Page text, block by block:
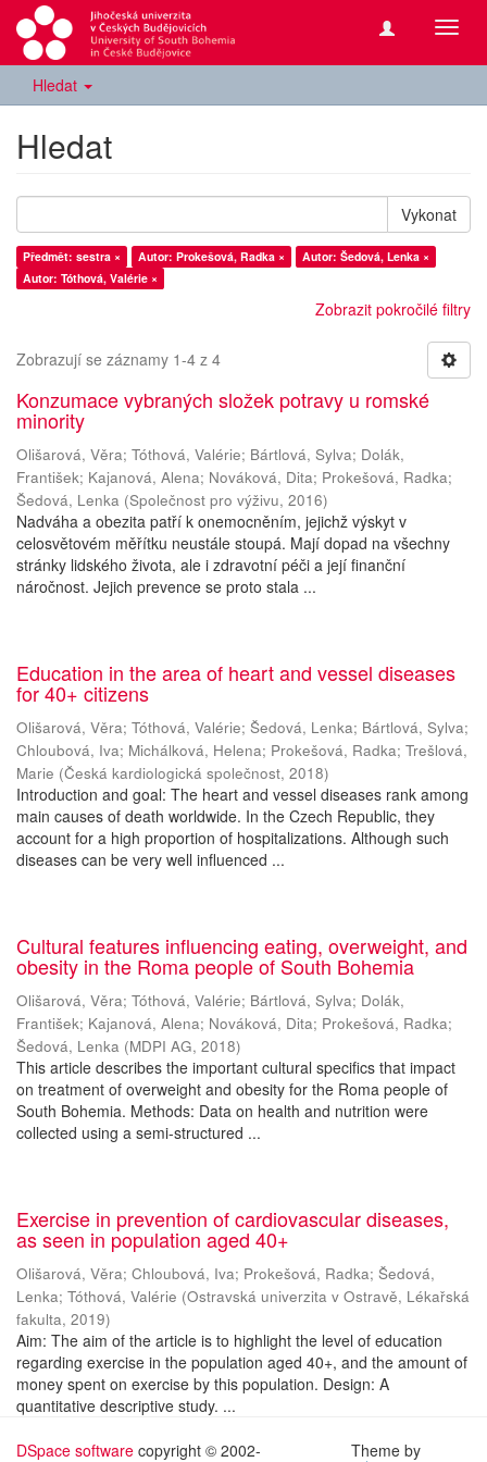
Hledat
Hledat
Vykonat
Předmět: sestra × Autor: Prokešová, Radka ×
Autor: Šedová, Lenka ×
Autor: Tóthová, Valérie ×
Zobrazit pokročilé filtry
Zobrazují se záznamy 1-4 z 4
Konzumace vybraných složek potravy u romské
minority
Olišarová, Věra; Tóthová, Valérie; Bártlová, Sylva; Dolák,
František; Kajanová, Alena; Nováková, Dita; Prokešová, Radka;
Šedová, Lenka (Společnost pro výživu, 2016)
Nadváha a obezita patří k onemocněním, jejichž výskyt v
celosvětovém měřítku neustále stoupá. Mají dopad na všechny
stránky lidského života, ale i zdravotní péči a její finanční
náročnost. Jejich prevence se proto stala ...
Education in the area of heart and vessel diseases
for 40+ citizens
Olišarová, Věra; Tóthová, Valérie; Šedová, Lenka; Bártlová, Sylva;
Chloubová, Iva; Michálková, Helena; Prokešová, Radka; Trešlová,
Marie (Česká kardiologická společnost, 2018)
Introduction and goal: The heart and vessel diseases rank among
main causes of death worldwide. In the Czech Republic, they
account for a high proportion of hospitalizations. Although such
diseases can be very well influenced ...
Cultural features influencing eating, overweight, and
obesity in the Roma people of South Bohemia
Olišarová, Věra; Tóthová, Valérie; Bártlová, Sylva; Dolák,
František; Kajanová, Alena; Nováková, Dita; Prokešová, Radka;
Šedová, Lenka (MDPI AG, 2018)
This article describes the important cultural specifics that impact
on treatment of overweight and obesity for the Roma people of
South Bohemia. Methods: Data on health and nutrition were
collected using a semi-structured ...
Exercise in prevention of cardiovascular diseases,
as seen in population aged 40+
Olišarová, Věra; Chloubová, Iva; Prokešová, Radka; Šedová,
Lenka; Tóthová, Valérie (Ostravská univerzita v Ostravě, Lékařská
fakulta, 2019)
Aim: The aim of the article is to highlight the level of education
regarding exercise in the population aged 40+, and the amount of
money spent on exercise by this population. Design: A
quantitative descriptive study. ...
DSpace software copyright © 2002-
Theme by